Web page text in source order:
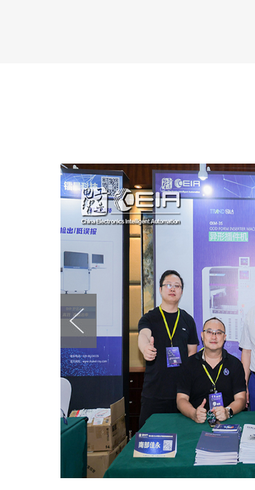
2026年3月上海幕尼黑
电子展
2025年10月深圳
NEPCON电子展